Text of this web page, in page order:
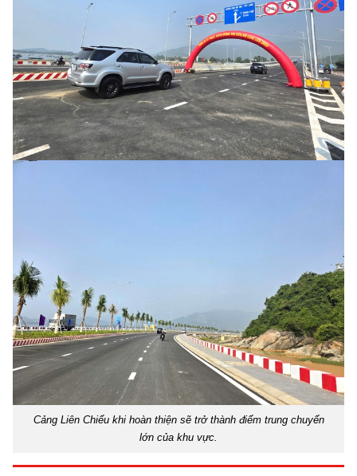
Cảng Liên Chiểu khi hoàn thiện sẽ trở thành điểm trung chuyển
lớn của khu vực.